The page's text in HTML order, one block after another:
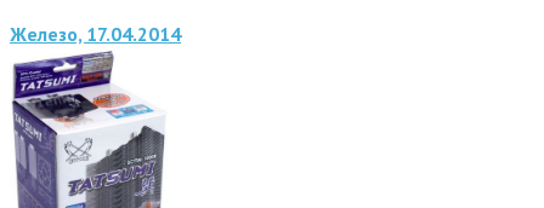
Железо, 17.04.2014